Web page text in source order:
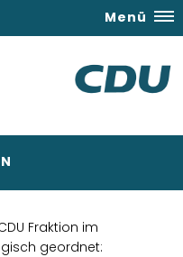
Menü
Fraktion im
geordnet: